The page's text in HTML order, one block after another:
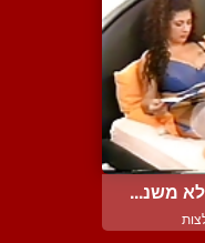
משנ...